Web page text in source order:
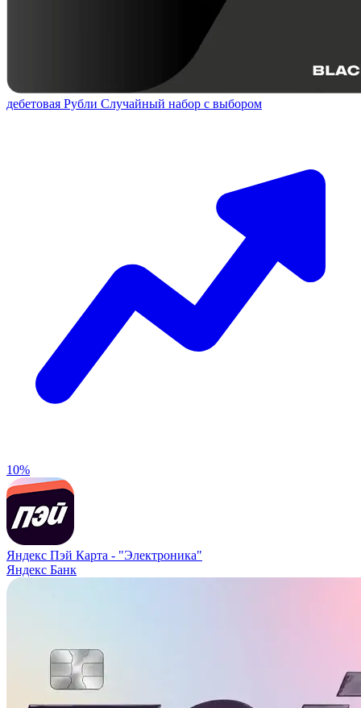
дебетовая Рубли Случайный набор с выбором
10%
Яндекс Пэй Карта - "Электроника"
Яндекс Банк